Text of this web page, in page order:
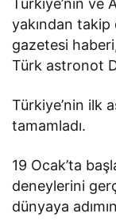
yakından takip
gazetesi
Türk astronot
Türkiye’nin ilk
tamamladı.
19 Ocak’ta
deneylerini
dünyaya